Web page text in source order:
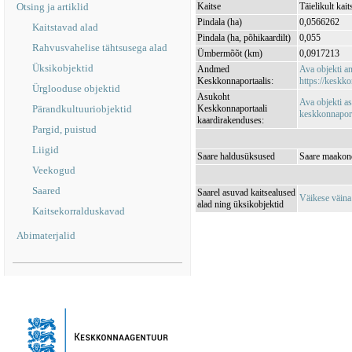
Otsing ja artiklid
Kaitstavad alad
Rahvusvahelise tähtsusega alad
Üksikobjektid
Ürglooduse objektid
Pärandkultuuriobjektid
Pargid, puistud
Liigid
Veekogud
Saared
Kaitsekorralduskavad
Abimaterjalid
Kaitse
Täielikult
Pindala (ha)
0,0566262
Pindala (ha, põhikaardilt)
0,055
Ümbermõõt (km)
0,0917213
Andmed
Keskkonnaportaalis:
Ava objekti
https://
Asukoht
Keskkonnaportaali
kaardirakenduses:
Ava objekti
Saare haldusüksused Saare
Saarel asuvad kaitsealused
alad ning üksikobjektid
Väikese